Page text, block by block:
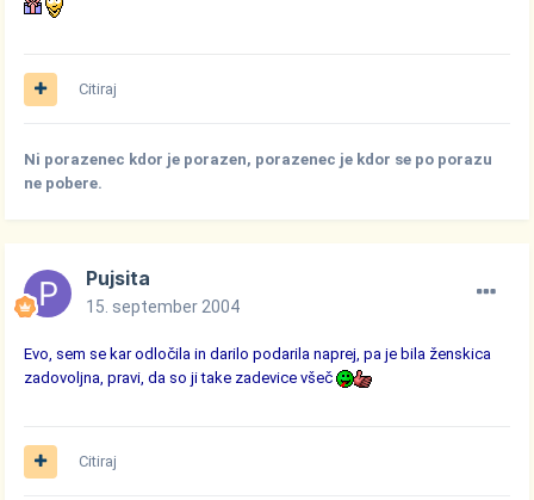
Citiraj
Ni porazenec kdor je porazen, porazenec je kdor se po porazu
ne pobere.
Pujsita
15. september 2004
Evo, sem se kar odločila in darilo podarila naprej, pa je bila ženskica
zadovoljna, pravi, da so ji take zadevice všeč
Citiraj